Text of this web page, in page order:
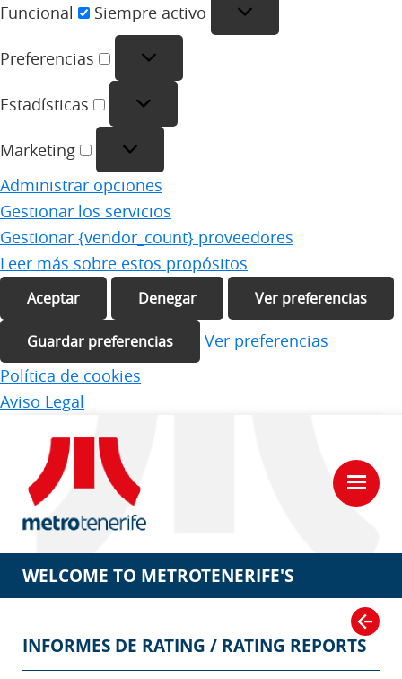
Funcional Siempre activo
Preferencias
Estadísticas
Marketing
Administrar opciones
Gestionar los servicios
Gestionar {vendor_count} proveedores
Leer más sobre estos propósitos
Aceptar Denegar Ver preferencias
Guardar preferencias
Ver preferencias
Política de cookies
Aviso Legal
contenido
principal
barra
lateral
principal
Portal
del
Inversor
WELCOME TO METROTENERIFE'S
INFORMES DE RATING / RATING REPORTS